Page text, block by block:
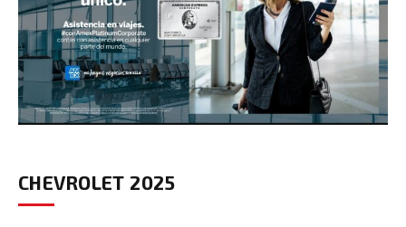
CHEVROLET 2025